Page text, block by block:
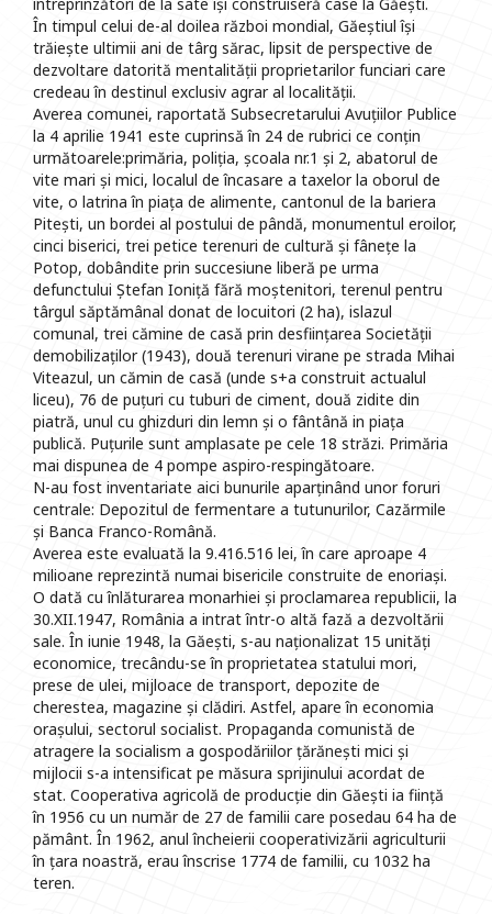
În timpul celui de-al doilea război mondial, Găeștiul își
trăiește ultimii ani de târg sărac, lipsit de perspective de
dezvoltare datorită mentalității proprietarilor funciari care
credeau în destinul exclusiv agrar al localității.
Averea comunei, raportată Subsecretarului Avuțiilor Publice
la 4 aprilie 1941 este cuprinsă în 24 de rubrici ce conțin
următoarele:primăria, poliția, școala nr.1 și 2, abatorul de
vite mari și mici, localul de încasare a taxelor la oborul de
vite, o latrina în piața de alimente, cantonul de la bariera
Pitești, un bordei al postului de pândă, monumentul eroilor,
cinci biserici, trei petice terenuri de cultură și fânețe la
Potop, dobândite prin succesiune liberă pe urma
defunctului Ștefan Ioniță fără moștenitori, terenul pentru
târgul săptămânal donat de locuitori (2 ha), islazul
comunal, trei cămine de casă prin desființarea Societății
demobilizaților (1943), două terenuri virane pe strada Mihai
Viteazul, un cămin de casă (unde s+a construit actualul
liceu), 76 de puțuri cu tuburi de ciment, două zidite din
piatră, unul cu ghizduri din lemn și o fântână in piața
publică. Puțurile sunt amplasate pe cele 18 străzi. Primăria
mai dispunea de 4 pompe aspiro-respingătoare.
N-au fost inventariate aici bunurile aparținând unor foruri
centrale: Depozitul de fermentare a tutunurilor, Cazărmile
și Banca Franco-Română.
Averea este evaluată la 9.416.516 lei, în care aproape 4
milioane reprezintă numai bisericile construite de enoriași.
O dată cu înlăturarea monarhiei și proclamarea republicii, la
30.XII.1947, România a intrat într-o altă fază a dezvoltării
sale. În iunie 1948, la Găești, s-au naționalizat 15 unități
economice, trecându-se în proprietatea statului mori,
prese de ulei, mijloace de transport, depozite de
cherestea, magazine și clădiri. Astfel, apare în economia
orașului, sectorul socialist. Propaganda comunistă de
atragere la socialism a gospodăriilor țărănești mici și
mijlocii s-a intensificat pe măsura sprijinului acordat de
stat. Cooperativa agricolă de producție din Găești ia ființă
în 1956 cu un număr de 27 de familii care posedau 64 ha de
pământ. În 1962, anul încheierii cooperativizării agriculturii
în țara noastră, erau înscrise 1774 de familii, cu 1032 ha
teren.